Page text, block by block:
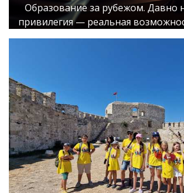
Образование за рубежом. Давно
привилегия — реальная